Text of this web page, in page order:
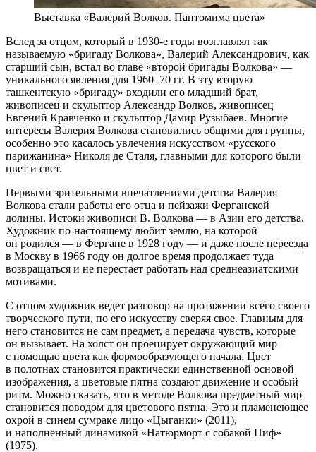
Выставка «Валерий Волков. Пантомима цвета»
Вслед за отцом, который в 1930-е годы возглавлял так
называемую «бригаду Волкова», Валерий Александрович, как
старший сын, встал во главе «второй бригады Волкова» —
уникального явления для 1960–70 гг. В эту вторую
ташкентскую «бригаду» входили его младший брат,
живописец и скульптор Александр Волков, живописец
Евгений Кравченко и скульптор Дамир Рузыбаев. Многие
интересы Валерия Волкова становились общими для группы,
особенно это касалось увлечения искусством «русского
парижанина» Николя де Сталя, главными для которого были
цвет и свет.
Первыми зрительными впечатлениями детства Валерия
Волкова стали работы его отца и пейзажи Ферганской
долины. Истоки живописи В. Волкова — в Азии его детства.
Художник по-настоящему любит землю, на которой
он родился — в Фергане в 1928 году — и даже после переезда
в Москву в 1966 году он долгое время продолжает туда
возвращаться и не перестает работать над среднеазиатскими
мотивами.
С отцом художник ведет разговор на протяжении всего своего
творческого пути, по его искусству сверяя свое. Главным для
него становится не сам предмет, а передача чувств, которые
он вызывает. На холст он проецирует окружающий мир
с помощью цвета как формообразующего начала. Цвет
в полотнах становится практически единственной основой
изображения, а цветовые пятна создают движение и особый
ритм. Можно сказать, что в методе Волкова предметный мир
становится поводом для цветового пятна. Это и пламенеющее
охрой в синем сумраке лицо «Цыганки» (2011),
и наполненный динамикой «Натюрморт с собакой Пиф»
(1975).